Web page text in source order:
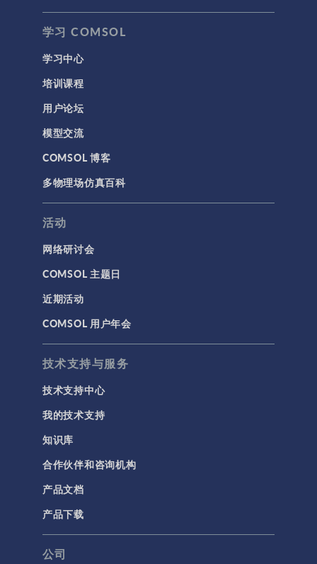
学习 COMSOL
学习中心
培训课程
用户论坛
模型交流
COMSOL 博客
多物理场仿真百科
活动
网络研讨会
COMSOL 主题日
近期活动
COMSOL 用户年会
技术支持与服务
技术支持中心
我的技术支持
知识库
合作伙伴和咨询机构
产品文档
产品下载
公司